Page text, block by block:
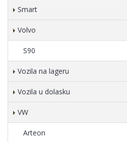
Smart
Volvo
S90
Vozila na lageru
Vozila u dolasku
VW
Arteon